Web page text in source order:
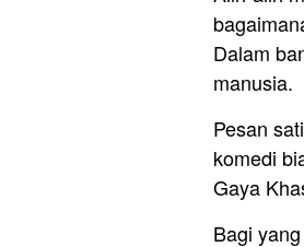
Dalam
manusia.
Pesan
komedi
Gaya
Bagi